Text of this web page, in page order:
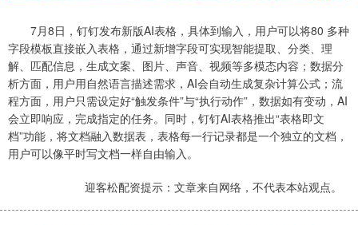
7月8日，钉钉发布新版AI表格，具体到输入，用户可以将80 多种
字段模板直接嵌入表格，通过新增字段可实现智能提取、分类、理
解、匹配信息，生成文案、图片、声音、视频等多模态内容；数据分
析方面，用户用自然语言描述需求，AI会自动生成复杂计算公式；流
程方面，用户只需设定好“触发条件”与“执行动作”，数据如有变动，AI
会立即响应，完成指定的任务。同时，钉钉AI表格推出“表格即文
档”功能，将文档融入数据表，表格每一行记录都是一个独立的文档，
用户可以像平时写文档一样自由输入。
迎客松配资提示：文章来自网络，不代表本站观点。